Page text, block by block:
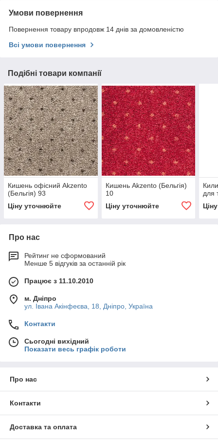
Умови повернення
Повернення товару впродовж 14 днів за домовленістю
Всі умови повернення
Подібні товари компанії
Кишень офісний Akzento
(Бельгія) 93
Ціну уточнюйте
Кишень Akzento (Бельгія)
10
Ціну уточнюйте
для
Про нас
Рейтинг не сформований
Менше 5 відгуків за останній рік
Працює з 11.10.2010
м. Дніпро
ул. Івана Акінфеєва, 18, Дніпро, Україна
Контакти
Сьогодні вихідний
Показати весь графік роботи
Про нас
Контакти
Доставка та оплата